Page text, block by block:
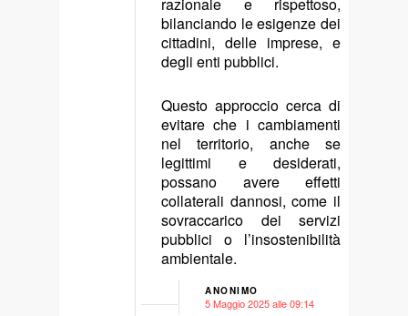
bilanciando le esigenze dei
cittadini, delle imprese, e
degli enti pubblici.
Questo approccio cerca di
evitare che i cambiamenti
nel territorio, anche se
legittimi e desiderati,
possano avere effetti
collaterali dannosi, come il
sovraccarico dei servizi
pubblici o l’insostenibilità
ambientale.
ANONIMO
5 Maggio 2025 alle 09:14